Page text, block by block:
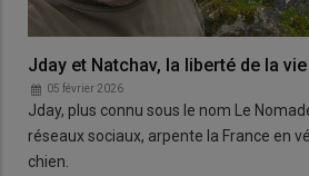
Jday et Natchav, la liberté de la
05 février 2026
Jday, plus connu sous le nom Le
réseaux sociaux, arpente la France en
chien.